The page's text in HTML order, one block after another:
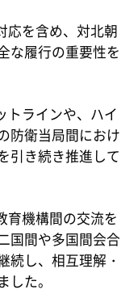
応を含め、対北朝
な履行の重要性を
ラインや、ハイ
防衛当局間におけ
引き続き推進して
機構間の交流を
国間や多国間会合
続し、相互理解・
た。